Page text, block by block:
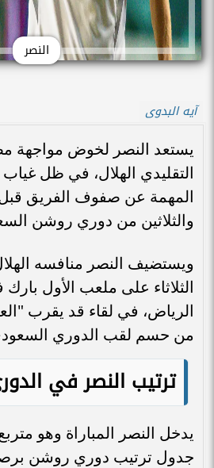
النصر
آيه البدوى
يستعد النصر لخوض مواجهة
التقليدي الهلال، في ظل
المهمة عن صفوف الفريق قبل
والثلاثين من دوري روشن
ويستضيف النصر منافسه
الثلاثاء على ملعب الأول
الرياض، في لقاء قد يقرب
من حسم لقب الدوري
ترتيب النصر في
يدخل النصر المباراة وهو